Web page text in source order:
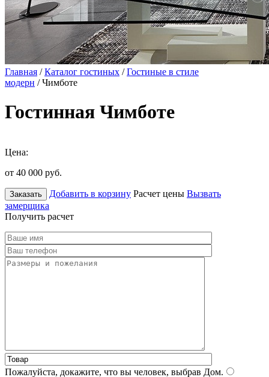
Главная /Каталог гостиных /Гостиные в стиле
модерн / Чимботе
Гостинная Чимботе
Цена:
от 40 000 руб.
Заказать Добавить в корзину Расчет цены Вызвать
замерщика
Получить расчет
Пожалуйста, докажите, что вы человек, выбрав Дом.